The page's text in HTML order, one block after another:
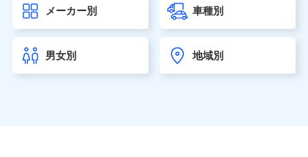
seimei.co.jp）
チューリッヒ生命保険株式会社
東京海上日動あんしん生命保険株式会社
（https://www.tmn-anshin.co.jp/）
メーカー別 車種別
男女別 地域別